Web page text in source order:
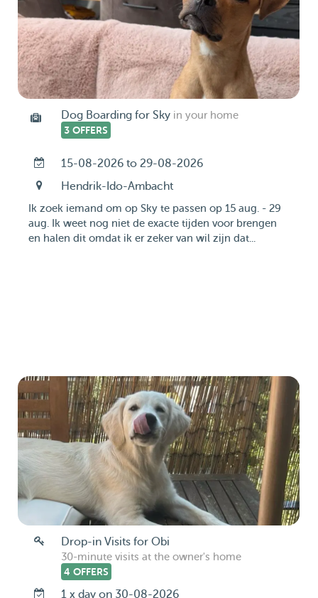
Dog Boarding for Sky in your home
3 OFFERS
15-08-2026 to 29-08-2026
Hendrik-Ido-Ambacht
Ik zoek iemand om op Sky te passen op 15 aug. - 29
aug. Ik weet nog niet de exacte tijden voor brengen
en halen dit omdat ik er zeker van wil zijn dat...
Drop-in Visits for Obi
30-minute visits at the owner's home
4 OFFERS
1 x day on 30-08-2026